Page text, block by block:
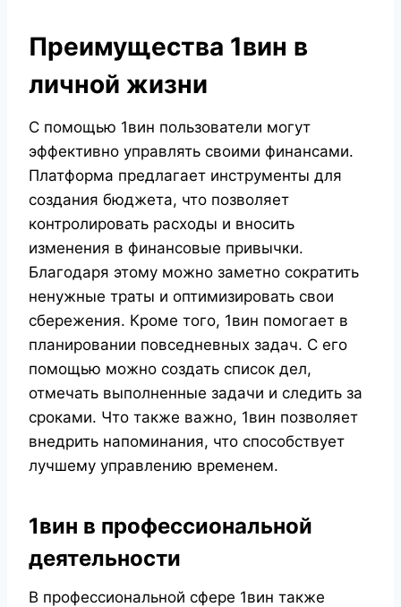
Преимущества 1вин в
личной жизни
С помощью 1вин пользователи могут
эффективно управлять своими финансами.
Платформа предлагает инструменты для
создания бюджета, что позволяет
контролировать расходы и вносить
изменения в финансовые привычки.
Благодаря этому можно заметно сократить
ненужные траты и оптимизировать свои
сбережения. Кроме того, 1вин помогает в
планировании повседневных задач. С его
помощью можно создать список дел,
отмечать выполненные задачи и следить за
сроками. Что также важно, 1вин позволяет
внедрить напоминания, что способствует
лучшему управлению временем.
1вин в профессиональной
деятельности
В профессиональной сфере 1вин также